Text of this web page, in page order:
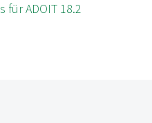
ADOIT 18.2